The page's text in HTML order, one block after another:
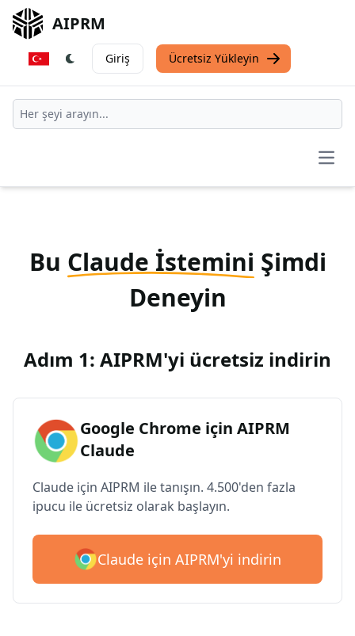
AIPRM
Giriş Ücretsiz Yükleyin
Bu Claude İstemini Şimdi
Deneyin
Adım 1: AIPRM'yi ücretsiz indirin
Google Chrome için AIPRM
Claude
Claude için AIPRM ile tanışın. 4.500'den fazla
ipucu ile ücretsiz olarak başlayın.
Claude için AIPRM'yi indirin